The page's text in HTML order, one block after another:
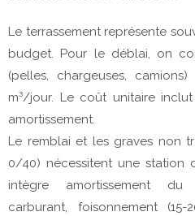
Le terrassement représente
budget. Pour le déblai, on
(pelles, chargeuses,
m³/jour. Le coût unitaire
amortissement.
Le remblai et les graves non
0/40) nécessitent une station
intègre amortissement du
carburant, foisonnement